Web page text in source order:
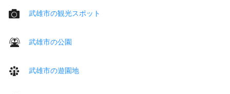
武雄市の観光スポット
武雄市の公園
武雄市の遊園地